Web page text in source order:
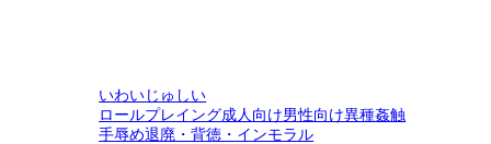
いわいじゅしい
ロールプレイング成人向け男性向け異種姦触
手辱め退廃・背徳・インモラル